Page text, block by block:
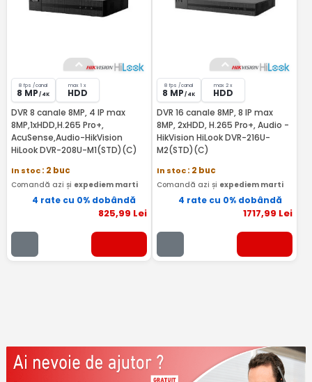
8 fps /canal
8 MP / 4K
max 1 x
HDD
DVR 8 canale 8MP, 4 IP max
8MP,1xHDD,H.265 Pro+,
AcuSense,Audio-HikVision
HiLook DVR-208U-M1(STD)(C)
In stoc: 2 buc
Comandă azi și expediem marti
4 rate cu 0% dobândă
825,99 Lei
8 fps /canal
8 MP / 4K
max 2 x
HDD
DVR 16 canale 8MP, 8 IP max
8MP, 2xHDD, H.265 Pro+, Audio -
HikVision HiLook DVR-216U-
M2(STD)(C)
In stoc: 2 buc
Comandă azi și expediem marti
4 rate cu 0% dobândă
1717,99 Lei